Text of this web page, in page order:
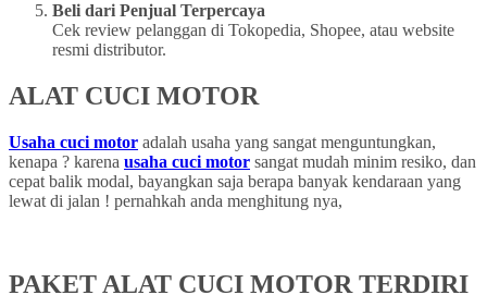
Beli dari Penjual Terpercaya
Cek review pelanggan di Tokopedia, Shopee, atau website
resmi distributor.
ALAT CUCI MOTOR
Usaha cuci motor adalah usaha yang sangat menguntungkan,
kenapa ? karena usaha cuci motor sangat mudah minim resiko, dan
cepat balik modal, bayangkan saja berapa banyak kendaraan yang
lewat di jalan ! pernahkah anda menghitung nya,
PAKET ALAT CUCI MOTOR TERDIRI